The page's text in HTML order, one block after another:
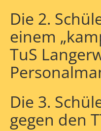
Die 2.
einem
TuS
Die 3.
gegen den